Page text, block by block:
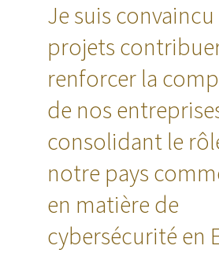
Je suis
projets
renforcer la
de nos
consolidant le
notre pays
en matière de
cybersécurité en